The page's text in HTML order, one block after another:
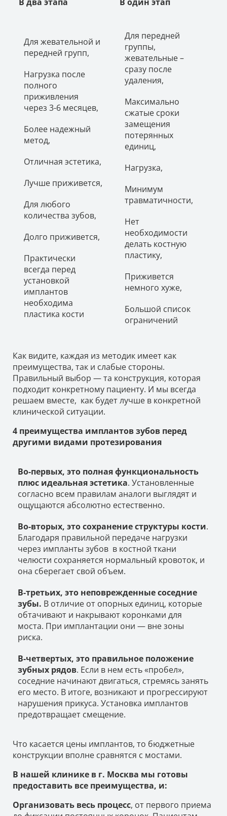
Для жевательной и
передней групп,
Нагрузка после
полного
приживления
через 3-6 месяцев,
Более надежный
метод,
Отличная эстетика,
Лучше приживется,
Для любого
количества зубов,
Долго приживется,
Практически
всегда перед
установкой
имплантов
необходима
пластика кости
Для передней
группы,
жевательные –
сразу после
удаления,
Максимально
сжатые сроки
замещения
потерянных
единиц,
Нагрузка,
Минимум
травматичности,
Нет
необходимости
делать костную
пластику,
Приживется
немного хуже,
Большой список
ограничений
Как видите, каждая из методик имеет как
преимущества, так и слабые стороны.
Правильный выбор — та конструкция, которая
подходит конкретному пациенту. И мы всегда
решаем вместе, как будет лучше в конкретной
клинической ситуации.
4 преимущества имплантов зубов перед
другими видами протезирования
Во-первых, это полная функциональность
плюс идеальная эстетика. Установленные
согласно всем правилам аналоги выглядят и
ощущаются абсолютно естественно.
Во-вторых, это сохранение структуры кости.
Благодаря правильной передаче нагрузки
через импланты зубов в костной ткани
челюсти сохраняется нормальный кровоток, и
она сберегает свой объем.
В-третьих, это неповрежденные соседние
зубы. В отличие от опорных единиц, которые
обтачивают и накрывают коронками для
моста. При имплантации они — вне зоны
риска.
В-четвертых, это правильное положение
зубных рядов. Если в нем есть «пробел»,
соседние начинают двигаться, стремясь занять
его место. В итоге, возникают и прогрессируют
нарушения прикуса. Установка имплантов
предотвращает смещение.
Что касается цены имплантов, то бюджетные
конструкции вполне сравнятся с мостами.
В нашей клинике в г. Москва мы готовы
предоставить все преимущества, и:
Организовать весь процесс, от первого приема